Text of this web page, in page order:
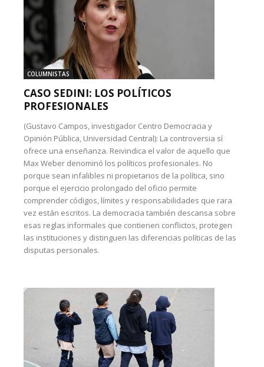
COLUMNISTAS
CASO SEDINI: LOS POLÍTICOS
PROFESIONALES
(Gustavo Campos, investigador Centro Democracia y
Opinión Pública, Universidad Central): La controversia sí
ofrece una enseñanza. Reivindica el valor de aquello que
Max Weber denominó los políticos profesionales. No
porque sean infalibles ni propietarios de la política, sino
porque el ejercicio prolongado del oficio permite
comprender códigos, límites y responsabilidades que rara
vez están escritos. La democracia también descansa sobre
esas reglas informales que contienen conflictos, protegen
las instituciones y distinguen las diferencias políticas de las
disputas personales.